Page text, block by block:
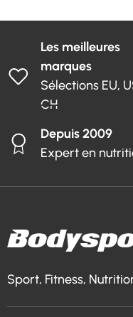
Les meilleures
marques
Sélections EU,
CH
Depuis 2009
Expert en
Sport, Fitness,